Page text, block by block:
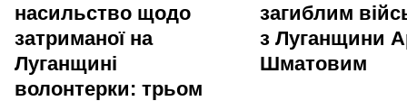
насильство щодо
затриманої на
Луганщині
волонтерки: трьом
загиблим
з Луганщини
Шматовим